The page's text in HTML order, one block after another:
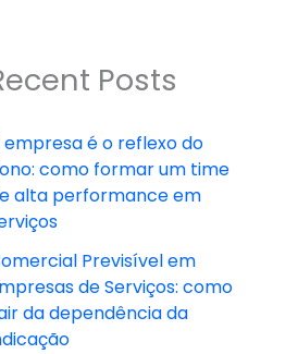
Posts
empresa é o reflexo do
como formar um time
alta performance em
Previsível em
de Serviços: como
da dependência da